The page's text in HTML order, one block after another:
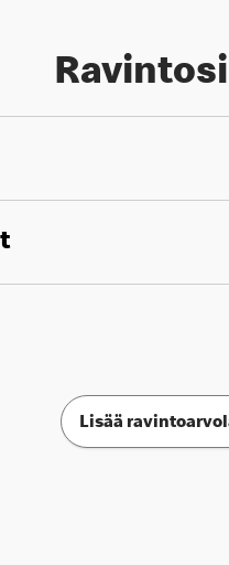
Lisää